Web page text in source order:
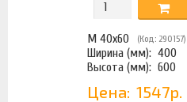
М 40х60 (Код: 290157)
Ширина (мм): 400
Высота (мм): 600
Цена: 1547р.